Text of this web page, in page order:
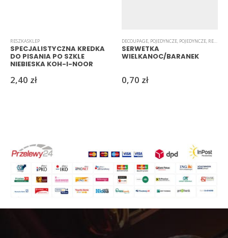
RESZKASKLEP
SPECJALISTYCZNA KREDKA
DO PISANIA PO SZKLE
NIEBIESKA KOH-I-NOOR
2,40 zł
DECOUPAGE, POJEDYNCZE, POJEDYNCZE, RESZKASKLEP
SERWETKA
WIELKANOC/BARANEK
0,70 zł